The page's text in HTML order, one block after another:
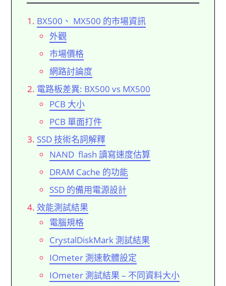
BX500、 MX500 的市場資訊
外觀
市場價格
網路討論度
電路板差異: BX500 vs MX500
PCB 大小
PCB 單面打件
SSD 技術名詞解釋
NAND flash 讀寫速度估算
DRAM Cache 的功能
SSD 的備用電源設計
效能測試結果
電腦規格
CrystalDiskMark 測試結果
IOmeter 測速軟體設定
IOmeter 測試結果 – 不同資料大小